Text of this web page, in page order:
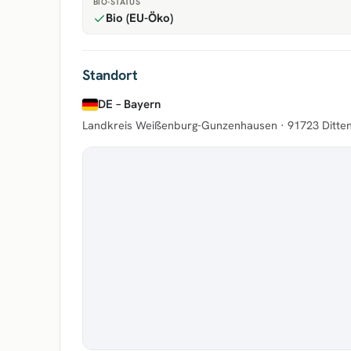
Bio (EU-Öko)
Standort
DE – Bayern
Landkreis Weißenburg-Gunzenhausen · 91723